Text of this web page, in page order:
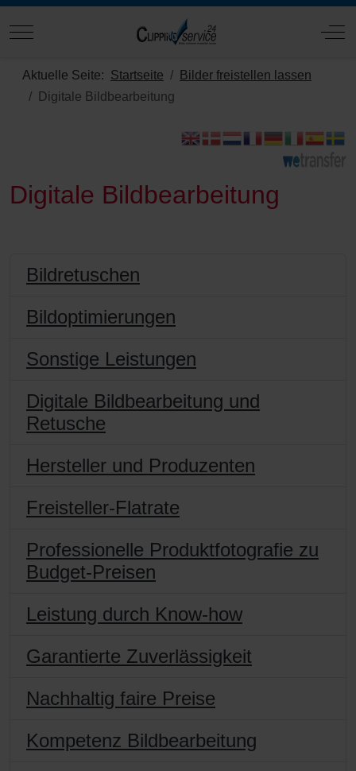
Mobile Menu Toggle Off-
Aktuelle Seite: Startseite
Bilder freistellen lassen
Digitale Bildbearbeitung
Digitale Bildbearbeitung
Bildretuschen
Bildoptimierungen
Sonstige Leistungen
Digitale Bildbearbeitung und
Retusche
Hersteller und Produzenten
Freisteller-Flatrate
Professionelle Produktfotografie zu
Budget-Preisen
Leistung durch Know-how
Garantierte Zuverlässigkeit
Nachhaltig faire Preise
Kompetenz Bildbearbeitung